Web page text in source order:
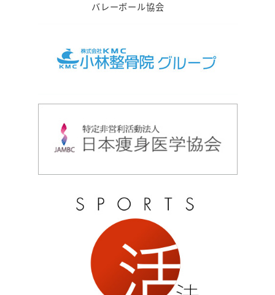
バレーボール協会